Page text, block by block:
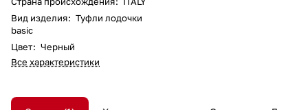
Вид изделия: Туфли лодочки
basic
Цвет: Черный
Все характеристики